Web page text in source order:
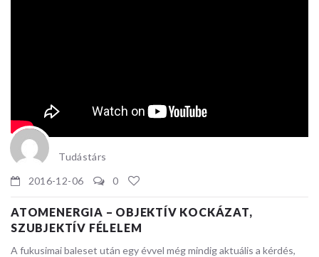
Tudástárs
2016-12-06
0
ATOMENERGIA – OBJEKTÍV KOCKÁZAT,
SZUBJEKTÍV FÉLELEM
A fukusimai baleset után egy évvel még mindig aktuális a kérdés,